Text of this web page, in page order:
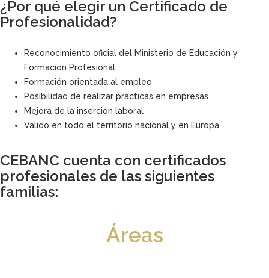
¿Por qué elegir un Certificado de
Profesionalidad?
Reconocimiento oficial del Ministerio de Educación y
Formación Profesional
Formación orientada al empleo
Posibilidad de realizar prácticas en empresas
Mejora de la inserción laboral
Válido en todo el territorio nacional y en Europa
CEBANC cuenta con certificados
profesionales de las siguientes
familias:
Áreas